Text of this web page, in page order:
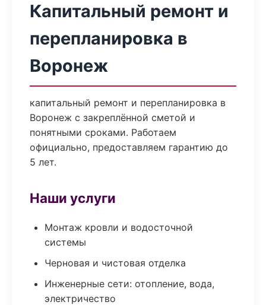
Капитальный ремонт и
перепланировка в
Воронеж
капитальный ремонт и перепланировка в
Воронеж с закреплённой сметой и
понятными сроками. Работаем
официально, предоставляем гарантию до
5 лет.
Наши услуги
Монтаж кровли и водосточной
системы
Черновая и чистовая отделка
Инженерные сети: отопление, вода,
электричество